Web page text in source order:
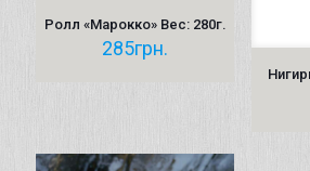
Ролл «Марокко» Вес: 280г.
285грн.